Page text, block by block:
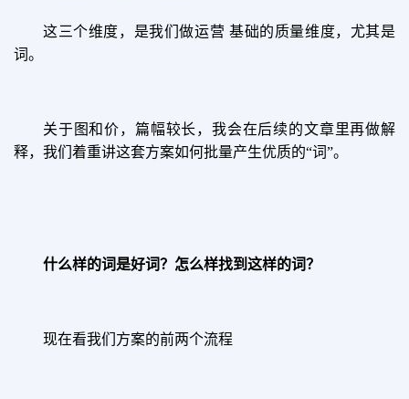
这三个维度，是我们做运营 基础的质量维度，尤其是
词。
关于图和价，篇幅较长，我会在后续的文章里再做解
释，我们着重讲这套方案如何批量产生优质的“词”。
什么样的词是好词？怎么样找到这样的词？
现在看我们方案的前两个流程